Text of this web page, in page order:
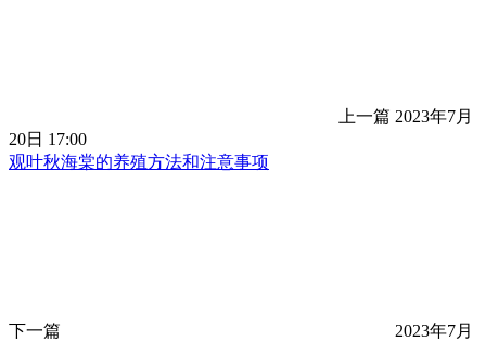
上一篇 2023年7月
20日 17:00
观叶秋海棠的养殖方法和注意事项
下一篇
2023年7月